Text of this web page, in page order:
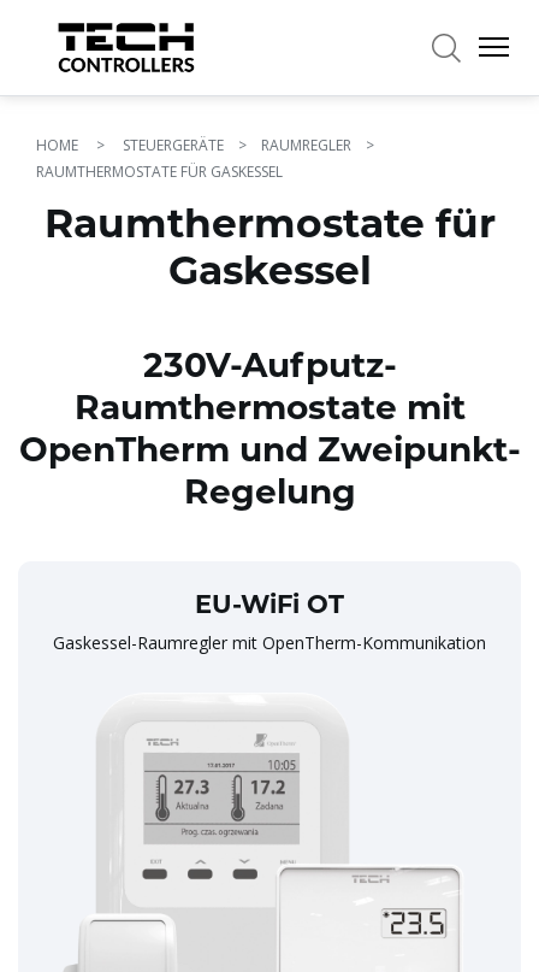
HOME STEUERGERÄTE
RAUMREGLER
RAUMTHERMOSTATE FÜR GASKESSEL
Raumthermostate für
Gaskessel
230V-Aufputz-
Raumthermostate mit
OpenTherm und Zweipunkt-
Regelung
EU-WiFi OT
Gaskessel-Raumregler mit OpenTherm-Kommunikation